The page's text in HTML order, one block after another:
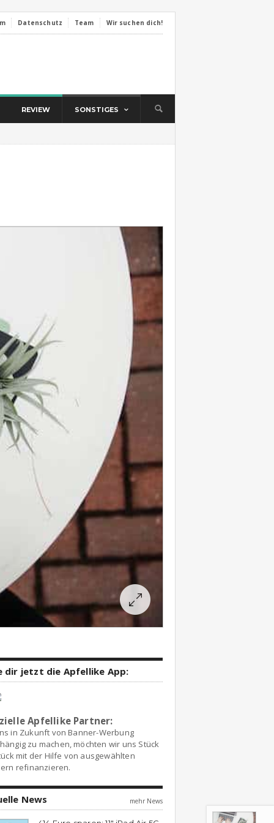
Datenschutz Team Wir suchen dich!
REVIEW SONSTIGES
dir jetzt die Apfellike App:
Apfellike Partner:
in Zukunft von Banner-Werbung
zu machen, möchten wir uns Stück
mit der Hilfe von ausgewählten
refinanzieren.
News mehr News